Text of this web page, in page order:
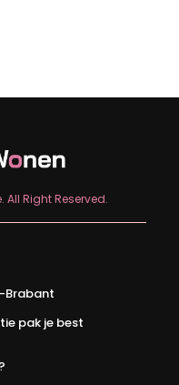
All Right Reserved.
Brabant
pak je best